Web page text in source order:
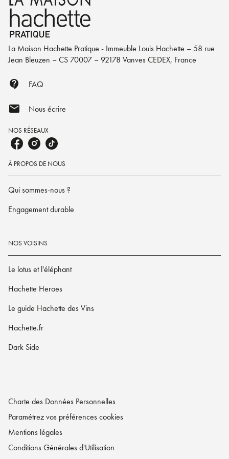
La Maison Hachette Pratique - Immeuble Louis Hachette – 58 rue
Jean Bleuzen – CS 70007 – 92178 Vanves CEDEX, France
contact_support FAQ
mail Nous écrire
NOS RÉSEAUX
À PROPOS DE NOUS
Qui sommes-nous ?
Engagement durable
NOS VOISINS
Le lotus et l'éléphant
Hachette Heroes
Le guide Hachette des Vins
Hachette.fr
Dark Side
Charte des Données Personnelles
Paramétrez vos préférences cookies
Mentions légales
Conditions Générales d'Utilisation